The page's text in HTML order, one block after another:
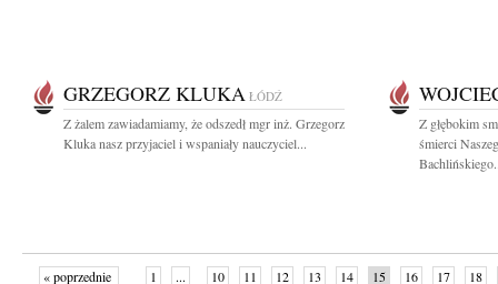
GRZEGORZ KLUKA ŁÓDŹ
Z żalem zawiadamiamy, że odszedł mgr inż. Grzegorz
Kluka nasz przyjaciel i wspaniały nauczyciel...
Z głębokim
śmierci
« poprzednie 1 ... 10 11 12 13 14 15 16 17 18